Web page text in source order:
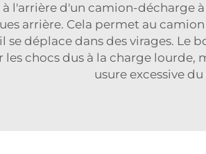
l'arrière d'un camion-décharge
arrière. Cela permet au
déplace dans des virages. Le
chocs dus à la charge
usure excessive